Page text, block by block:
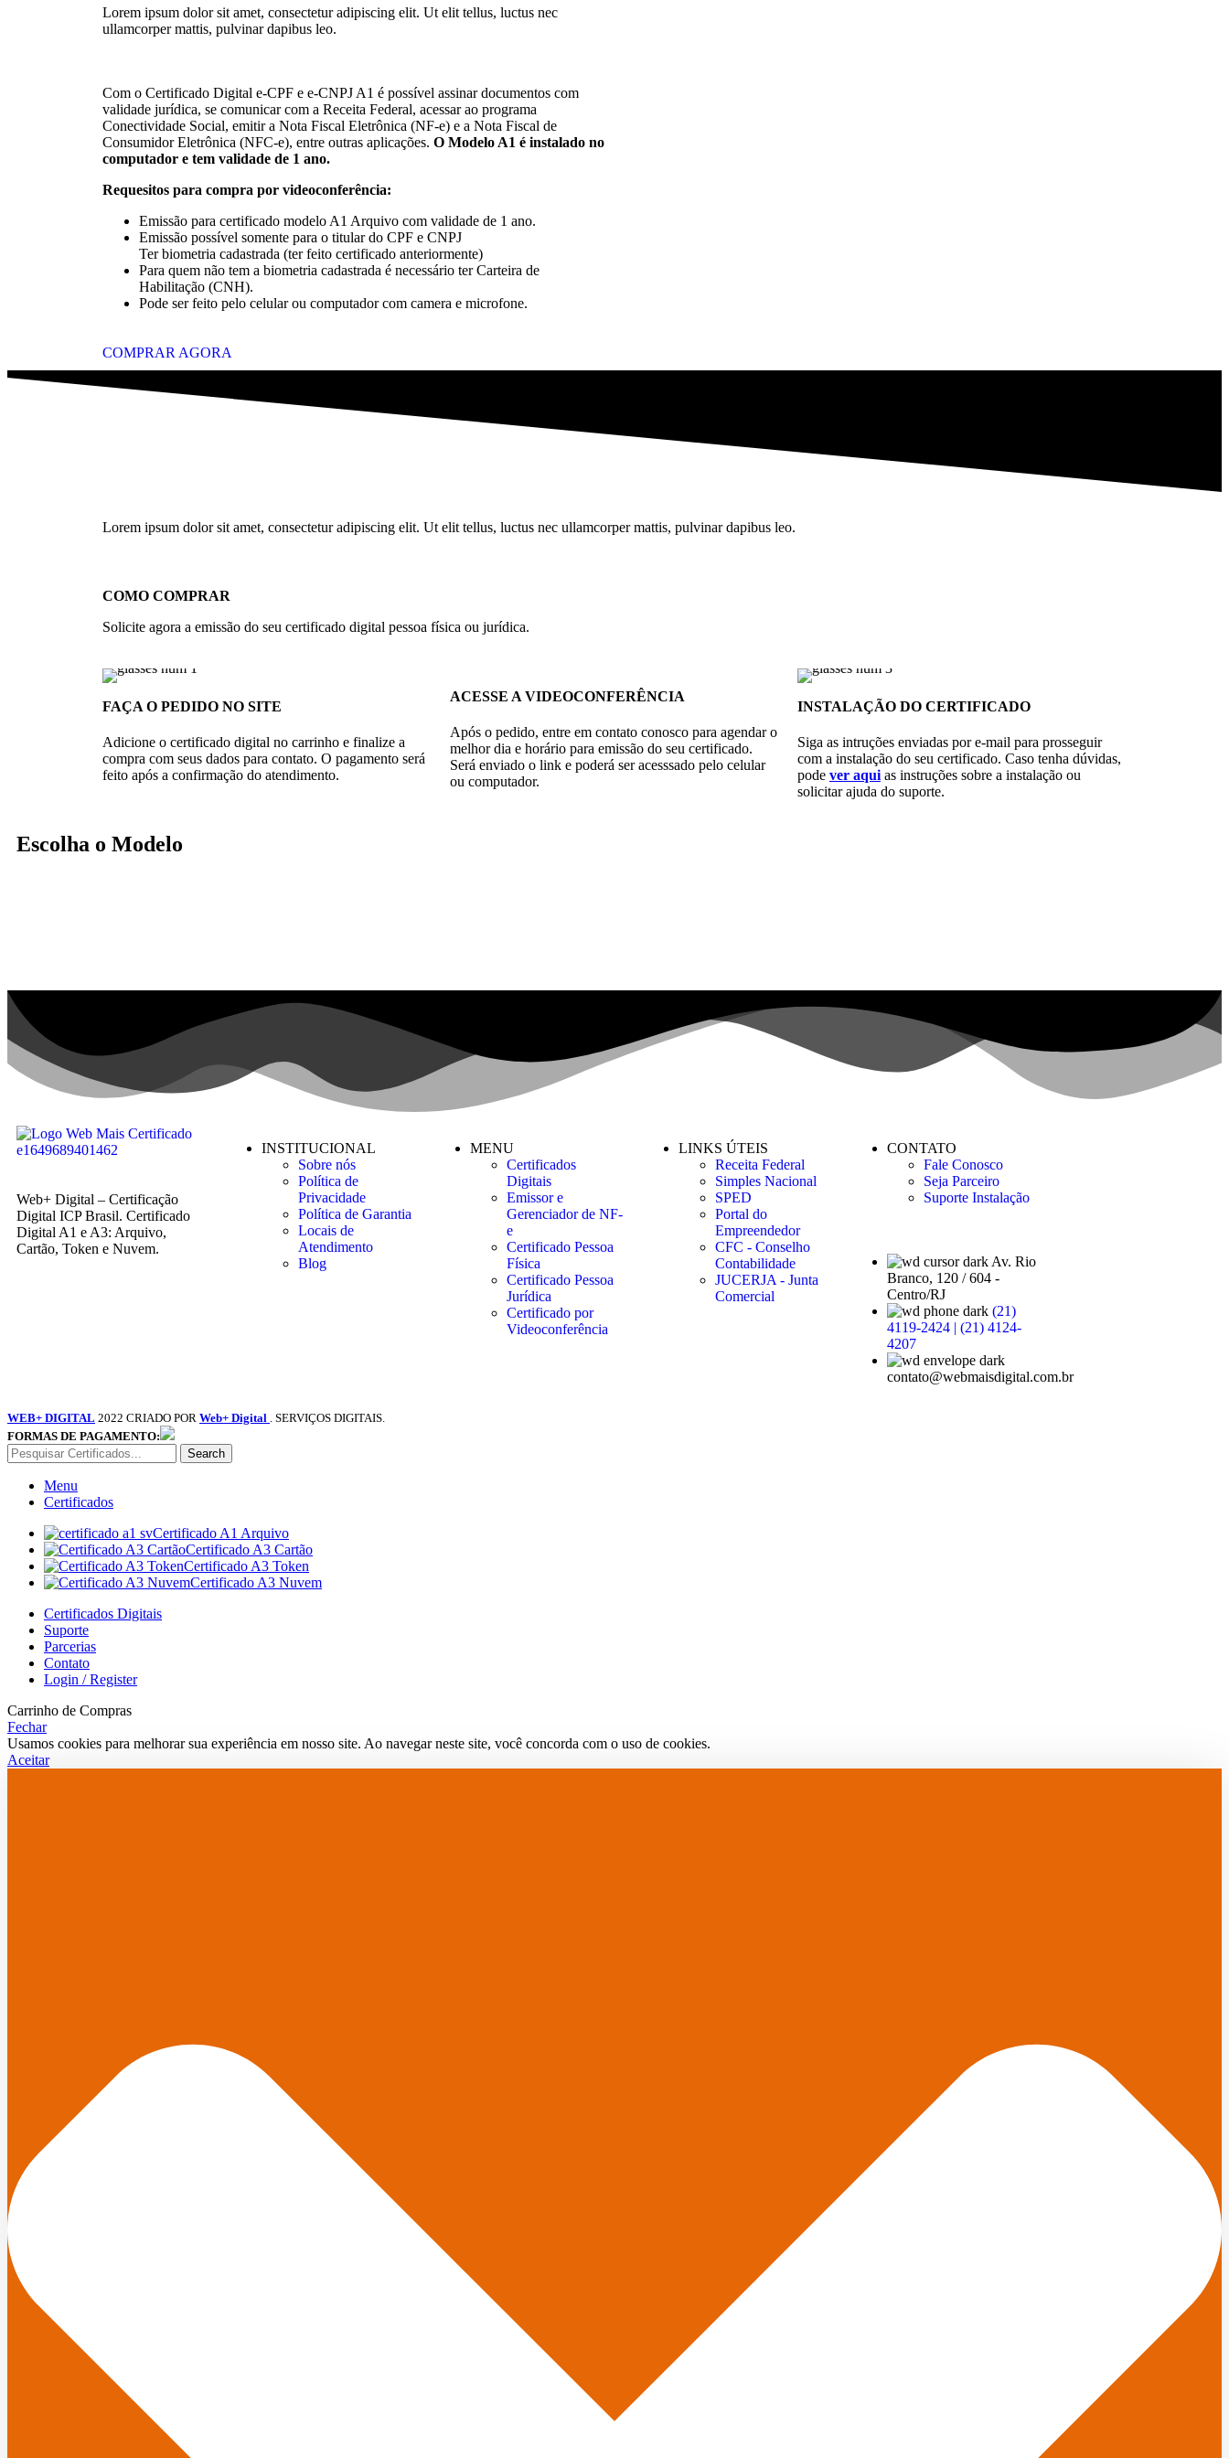
Lorem ipsum dolor sit amet, consectetur adipiscing elit. Ut elit tellus, luctus nec
ullamcorper mattis, pulvinar dapibus leo.
Com o Certificado Digital e-CPF e e-CNPJ A1 é possível assinar documentos com
validade jurídica, se comunicar com a Receita Federal, acessar ao programa
Conectividade Social, emitir a Nota Fiscal Eletrônica (NF-e) e a Nota Fiscal de
Consumidor Eletrônica (NFC-e), entre outras aplicações. O Modelo A1 é instalado no
computador e tem validade de 1 ano.
Requesitos para compra por videoconferência:
Emissão para certificado modelo A1 Arquivo com validade de 1 ano.
Emissão possível somente para o titular do CPF e CNPJ
Ter biometria cadastrada (ter feito certificado anteriormente)
Para quem não tem a biometria cadastrada é necessário ter Carteira de
Habilitação (CNH).
Pode ser feito pelo celular ou computador com camera e microfone.
COMPRAR AGORA
Lorem ipsum dolor sit amet, consectetur adipiscing elit. Ut elit tellus, luctus nec ullamcorper mattis, pulvinar dapibus leo.
COMO COMPRAR
Solicite agora a emissão do seu certificado digital pessoa física ou jurídica.
FAÇA O PEDIDO NO SITE
Adicione o certificado digital no carrinho e finalize a
compra com seus dados para contato. O pagamento será
feito após a confirmação do atendimento.
ACESSE A VIDEOCONFERÊNCIA
Após o pedido, entre em contato conosco para agendar o
melhor dia e horário para emissão do seu certificado.
Será enviado o link e poderá ser acesssado pelo celular
ou computador.
INSTALAÇÃO DO CERTIFICADO
Siga as intruções enviadas por e-mail para prosseguir
com a instalação do seu certificado. Caso tenha dúvidas,
pode ver aqui as instruções sobre a instalação ou
solicitar ajuda do suporte.
Escolha o Modelo
Web+ Digital – Certificação
Digital ICP Brasil. Certificado
Digital A1 e A3: Arquivo,
Cartão, Token e Nuvem.
INSTITUCIONAL
Sobre nós
Política de
Privacidade
Política de Garantia
Locais de
Atendimento
Blog
MENU
Certificados
Digitais
Emissor e
Gerenciador de NF-
e
Certificado Pessoa
Física
Certificado Pessoa
Jurídica
Certificado por
Videoconferência
LINKS ÚTEIS
Receita Federal
Simples Nacional
SPED
Portal do
Empreendedor
CFC - Conselho
Contabilidade
JUCERJA - Junta
Comercial
CONTATO
Fale Conosco
Seja Parceiro
Suporte Instalação
Av. Rio
Branco, 120 / 604 -
Centro/RJ
(21)
4119-2424 | (21) 4124-
4207
contato@webmaisdigital.com.br
WEB+ DIGITAL 2022 CRIADO POR Web+ Digital
. SERVIÇOS DIGITAIS.
FORMAS DE PAGAMENTO:
Search
Menu
Certificados
Certificado A1 Arquivo
Certificado A3 Cartão
Certificado A3 Token
Certificado A3 Nuvem
Certificados Digitais
Suporte
Parcerias
Contato
Login / Register
Carrinho de Compras
Fechar
Usamos cookies para melhorar sua experiência em nosso site. Ao navegar neste site, você concorda com o uso de cookies.
Aceitar